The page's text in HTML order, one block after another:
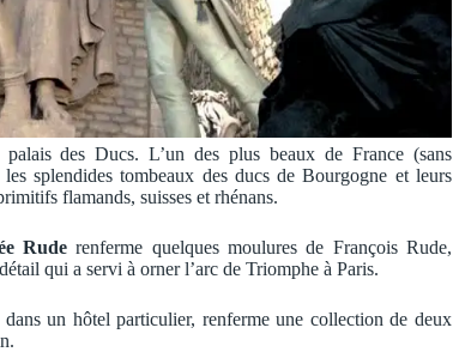
des Ducs. L’un des plus beaux de France (sans
splendides tombeaux des ducs de Bourgogne et leurs
flamands, suisses et rhénans.
Rude renferme quelques moulures de François Rude,
qui a servi à orner l’arc de Triomphe à Paris.
dans un hôtel particulier, renferme une collection de deux